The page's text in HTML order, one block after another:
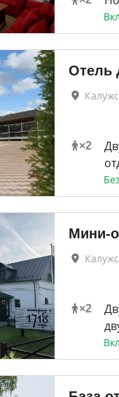
Отель
×2
Мини-
×2